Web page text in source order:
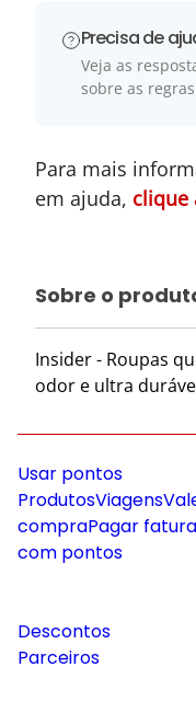
Precisa de
Veja as
sobre as
Para mais
em ajuda, clique
Sobre o
Insider - Roupas
odor e ultra
Usar pontos
ProdutosViagens
compraPagar fatura
com pontos
Descontos
Parceiros